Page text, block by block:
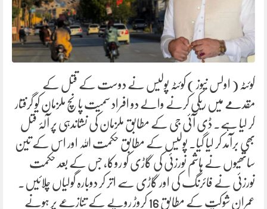
کوئٹہ ( اولس نیوز )‌ کوئٹہ پولیس نے دوست کے قتل کے
مقدمے میں ریکی کرنے والے دو افراد سمیت پانچ ملزمان کو گرفتار
کر لیا ہے۔ ڈی آئی جی کے مطابق ملزمان کی نشاندہی پر آلۂ قتل
بھی برآمد کر لیا گیا۔ پولیس کے مطابق حکمت اللہ اور اس کے تین
ساتھیوں نے ہاشم نورزئی کی گاڑی کو روکا، جس کے بعد حکمت
نورزئی نے فائرنگ کی اور گاڑی سے اتر کر دوبارہ گولیاں چلائیں۔
عمران شوکت کے مطابق 16 کروڑ روپے کے تنازعے پر ہونے